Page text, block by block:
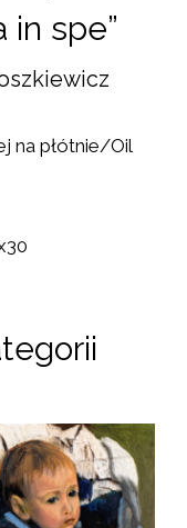
in spe”
na płótnie/Oil